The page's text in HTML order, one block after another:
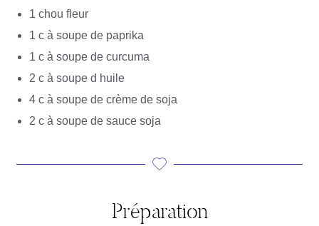
1 chou fleur
1 c à soupe de paprika
1 c à soupe de curcuma
2 c à soupe d huile
4 c à soupe de crème de soja
2 c à soupe de sauce soja
Préparation